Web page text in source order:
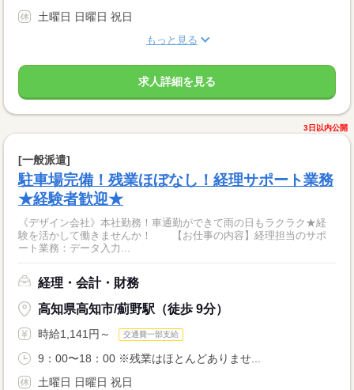
土曜日 日曜日 祝日
もっと見る
求人詳細を見る
3日以内公開
[一般派遣]
駐車場完備！残業ほぼなし！経理サポート業務
★経験者歓迎★
《デザイン会社》本社勤務！車通勤ができて雨の日もラクラク★経
験を活かして働きませんか！ 【お仕事の内容】経理担当のサポ
ート業務：データ入力...
経理・会計・財務
高知県高知市/薊野駅（徒歩 9分）
時給1,141円～ 交通費一部支給
9：00〜18：00 ※残業はほとんどありませ...
土曜日 日曜日 祝日